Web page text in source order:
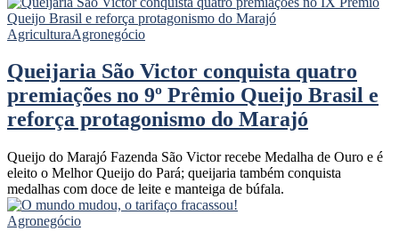
AgriculturaAgronegócio
Queijaria São Victor conquista quatro
premiações no 9º Prêmio Queijo Brasil e
reforça protagonismo do Marajó
Queijo do Marajó Fazenda São Victor recebe Medalha de Ouro e é
eleito o Melhor Queijo do Pará; queijaria também conquista
medalhas com doce de leite e manteiga de búfala.
Agronegócio